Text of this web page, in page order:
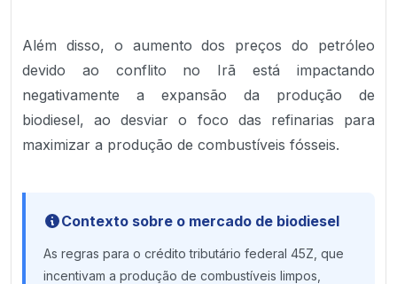
Além disso, o aumento dos preços do petróleo
devido ao conflito no Irã está impactando
negativamente a expansão da produção de
biodiesel, ao desviar o foco das refinarias para
maximizar a produção de combustíveis fósseis.
Contexto sobre o mercado de biodiesel
As regras para o crédito tributário federal 45Z, que
incentivam a produção de combustíveis limpos,